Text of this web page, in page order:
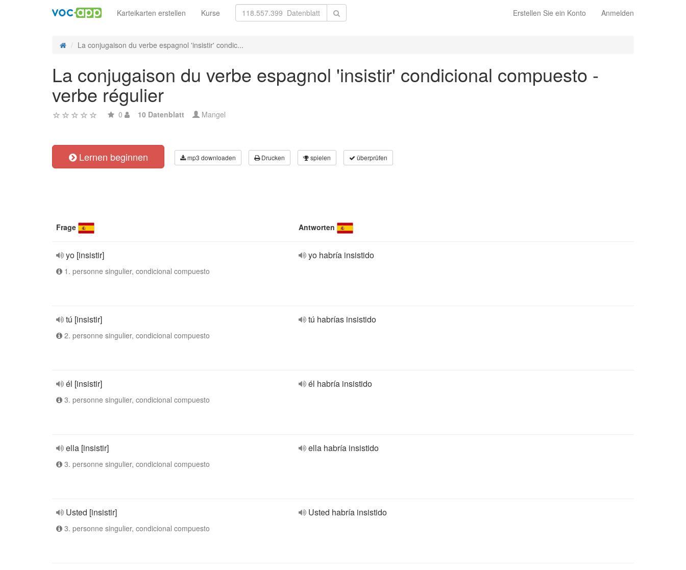
Erstellen Sie ein Konto Anmelden
Karteikarten erstellen Kurse
La conjugaison du verbe espagnol 'insistir' condic...
La conjugaison du verbe espagnol 'insistir' condicional compuesto -
verbe régulier
0 10 Datenblatt Mangel
Lernen beginnen mp3 downloaden Drucken spielen überprüfen
Frage Antworten
yo [insistir]
1. personne singulier, condicional compuesto
yo habría insistido
tú [insistir]
2. personne singulier, condicional compuesto
tú habrías insistido
él [insistir]
3. personne singulier, condicional compuesto
él habría insistido
ella [insistir]
3. personne singulier, condicional compuesto
ella habría insistido
Usted [insistir]
3. personne singulier, condicional compuesto
Usted habría insistido